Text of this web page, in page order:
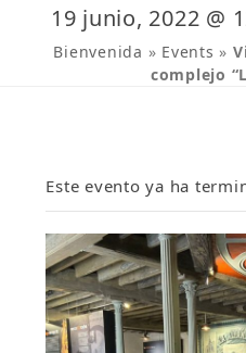
19 junio, 2022 @
Bienvenida » Events »
complejo
Este evento ya ha